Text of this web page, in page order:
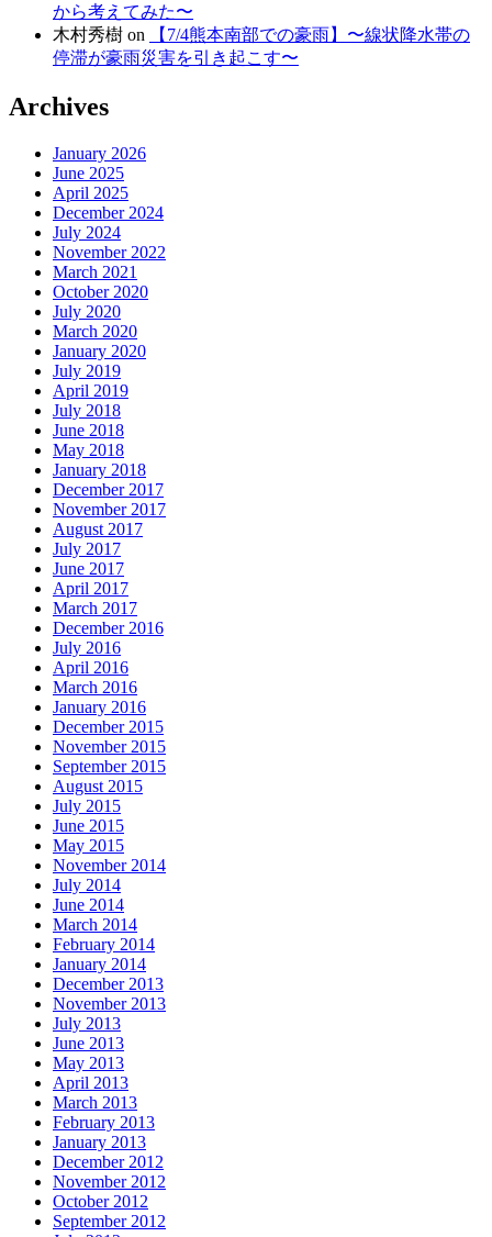
から考えてみた〜
木村秀樹 on
【7/4熊本南部での豪雨】〜線状降水帯の
停滞が豪雨災害を引き起こす〜
Archives
January 2026
June 2025
April 2025
December 2024
July 2024
November 2022
March 2021
October 2020
July 2020
March 2020
January 2020
July 2019
April 2019
July 2018
June 2018
May 2018
January 2018
December 2017
November 2017
August 2017
July 2017
June 2017
April 2017
March 2017
December 2016
July 2016
April 2016
March 2016
January 2016
December 2015
November 2015
September 2015
August 2015
July 2015
June 2015
May 2015
November 2014
July 2014
June 2014
March 2014
February 2014
January 2014
December 2013
November 2013
July 2013
June 2013
May 2013
April 2013
March 2013
February 2013
January 2013
December 2012
November 2012
October 2012
September 2012